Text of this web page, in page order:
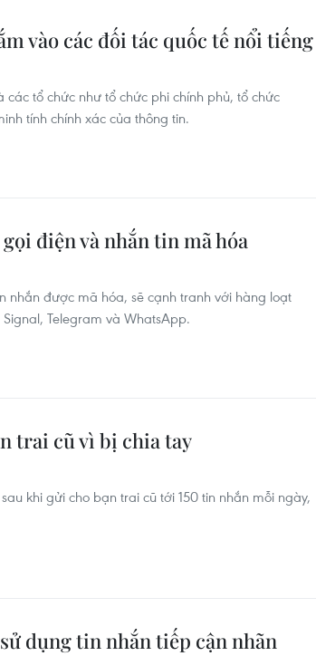
vào các đối tác quốc tế nổi tiếng
tổ chức như tổ chức phi chính phủ, tổ chức
tính chính xác của thông tin.
điện và nhắn tin mã hóa
nhắn được mã hóa, sẽ cạnh tranh với hàng loạt
Telegram và WhatsApp.
trai cũ vì bị chia tay
khi gửi cho bạn trai cũ tới 150 tin nhắn mỗi ngày,
dụng tin nhắn tiếp cận nhãn